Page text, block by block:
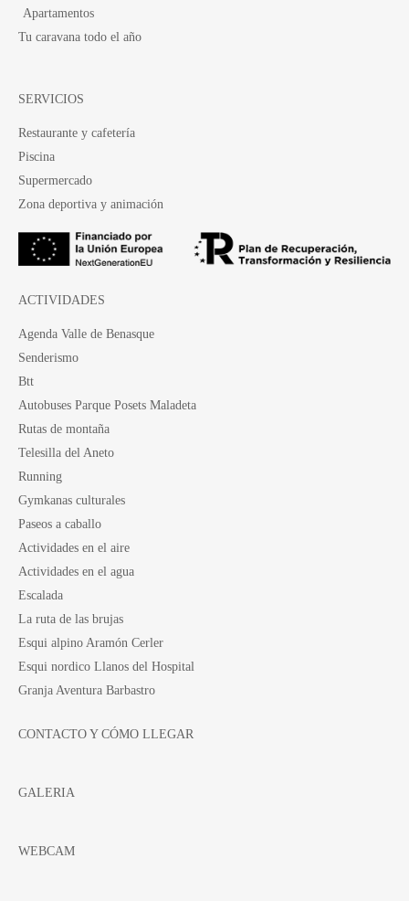
Apartamentos
Tu caravana todo el año
SERVICIOS
Restaurante y cafetería
Piscina
Supermercado
Zona deportiva y animación
ACTIVIDADES
Agenda Valle de Benasque
Senderismo
Btt
Autobuses Parque Posets Maladeta
Rutas de montaña
Telesilla del Aneto
Running
Gymkanas culturales
Paseos a caballo
Actividades en el aire
Actividades en el agua
Escalada
La ruta de las brujas
Esqui alpino Aramón Cerler
Esqui nordico Llanos del Hospital
Granja Aventura Barbastro
CONTACTO Y CÓMO LLEGAR
GALERIA
WEBCAM